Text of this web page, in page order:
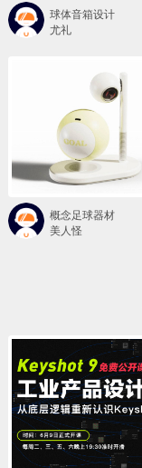
球体音箱设计
尤礼
概念足球器材
美人怪